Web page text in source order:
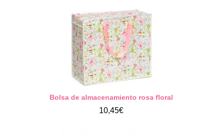
Bolsa de almacenamiento rosa floral
10,45€